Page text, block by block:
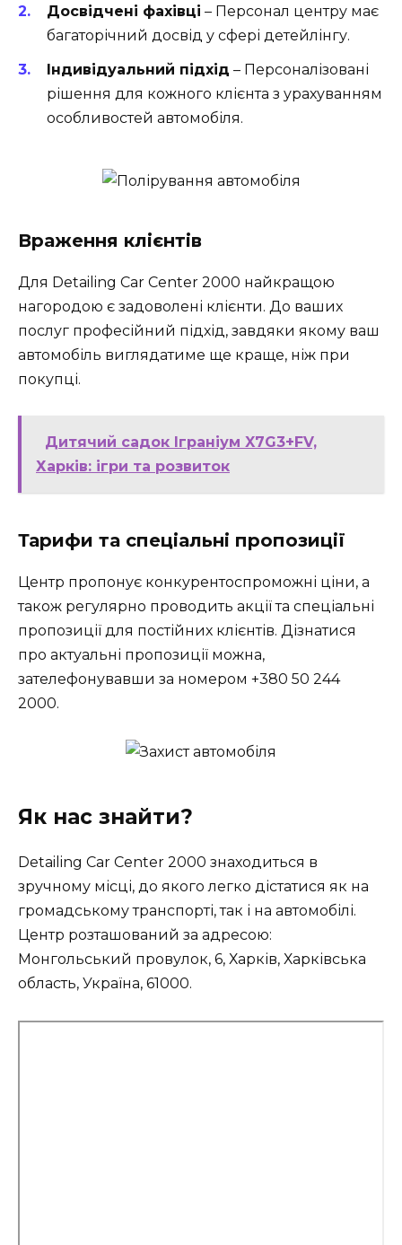
Досвідчені фахівці – Персонал центру має
багаторічний досвід у сфері детейлінгу.
Індивідуальний підхід – Персоналізовані
рішення для кожного клієнта з урахуванням
особливостей автомобіля.
Враження клієнтів
Для Detailing Car Center 2000 найкращою
нагородою є задоволені клієнти. До ваших
послуг професійний підхід, завдяки якому ваш
автомобіль виглядатиме ще краще, ніж при
покупці.
Дитячий садок Іграніум X7G3+FV,
Харків: ігри та розвиток
Тарифи та спеціальні пропозиції
Центр пропонує конкурентоспроможні ціни, а
також регулярно проводить акції та спеціальні
пропозиції для постійних клієнтів. Дізнатися
про актуальні пропозиції можна,
зателефонувавши за номером +380 50 244
2000.
Як нас знайти?
Detailing Car Center 2000 знаходиться в
зручному місці, до якого легко дістатися як на
громадському транспорті, так і на автомобілі.
Центр розташований за адресою:
Монгольський провулок, 6, Харків, Харківська
область, Україна, 61000.